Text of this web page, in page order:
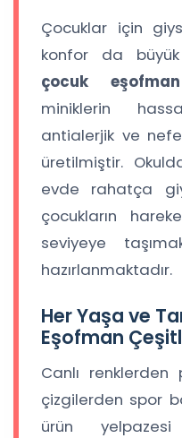
Çocuklar için
konfor da
çocuk
miniklerin
antialerjik ve
üretilmiştir.
evde rahatça
çocukların
seviyeye
hazırlanmaktadır.
Her Yaşa ve
Eşofman
Canlı
çizgilerden spor
ürün